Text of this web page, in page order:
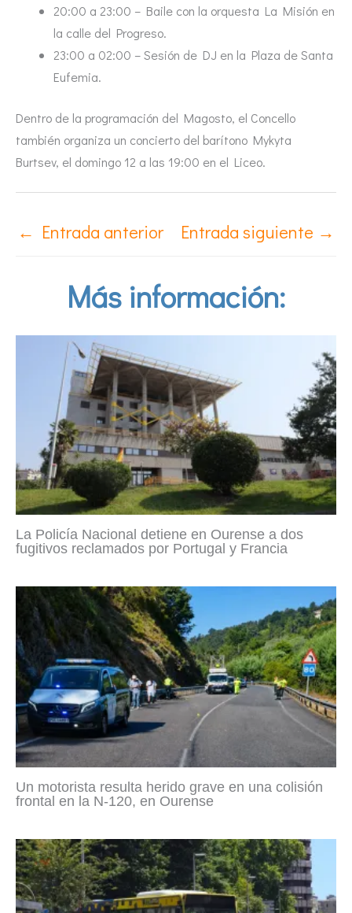
20:00 a 23:00 – Baile con la orquesta La Misión en
la calle del Progreso.
23:00 a 02:00 – Sesión de DJ en la Plaza de Santa
Eufemia.
Dentro de la programación del Magosto, el Concello
también organiza un concierto del barítono Mykyta
Burtsev, el domingo 12 a las 19:00 en el Liceo.
← Entrada anterior Entrada siguiente →
Más información:
La Policía Nacional detiene en Ourense a dos
fugitivos reclamados por Portugal y Francia
Un motorista resulta herido grave en una colisión
frontal en la N-120, en Ourense